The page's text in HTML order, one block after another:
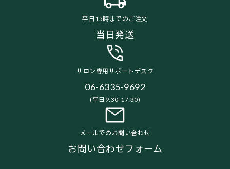
平日15時までのご注文
当日発送
サロン専用サポートデスク
06-6335-9692
(平日9:30-17:30)
メールでのお問い合わせ
お問い合わせフォーム